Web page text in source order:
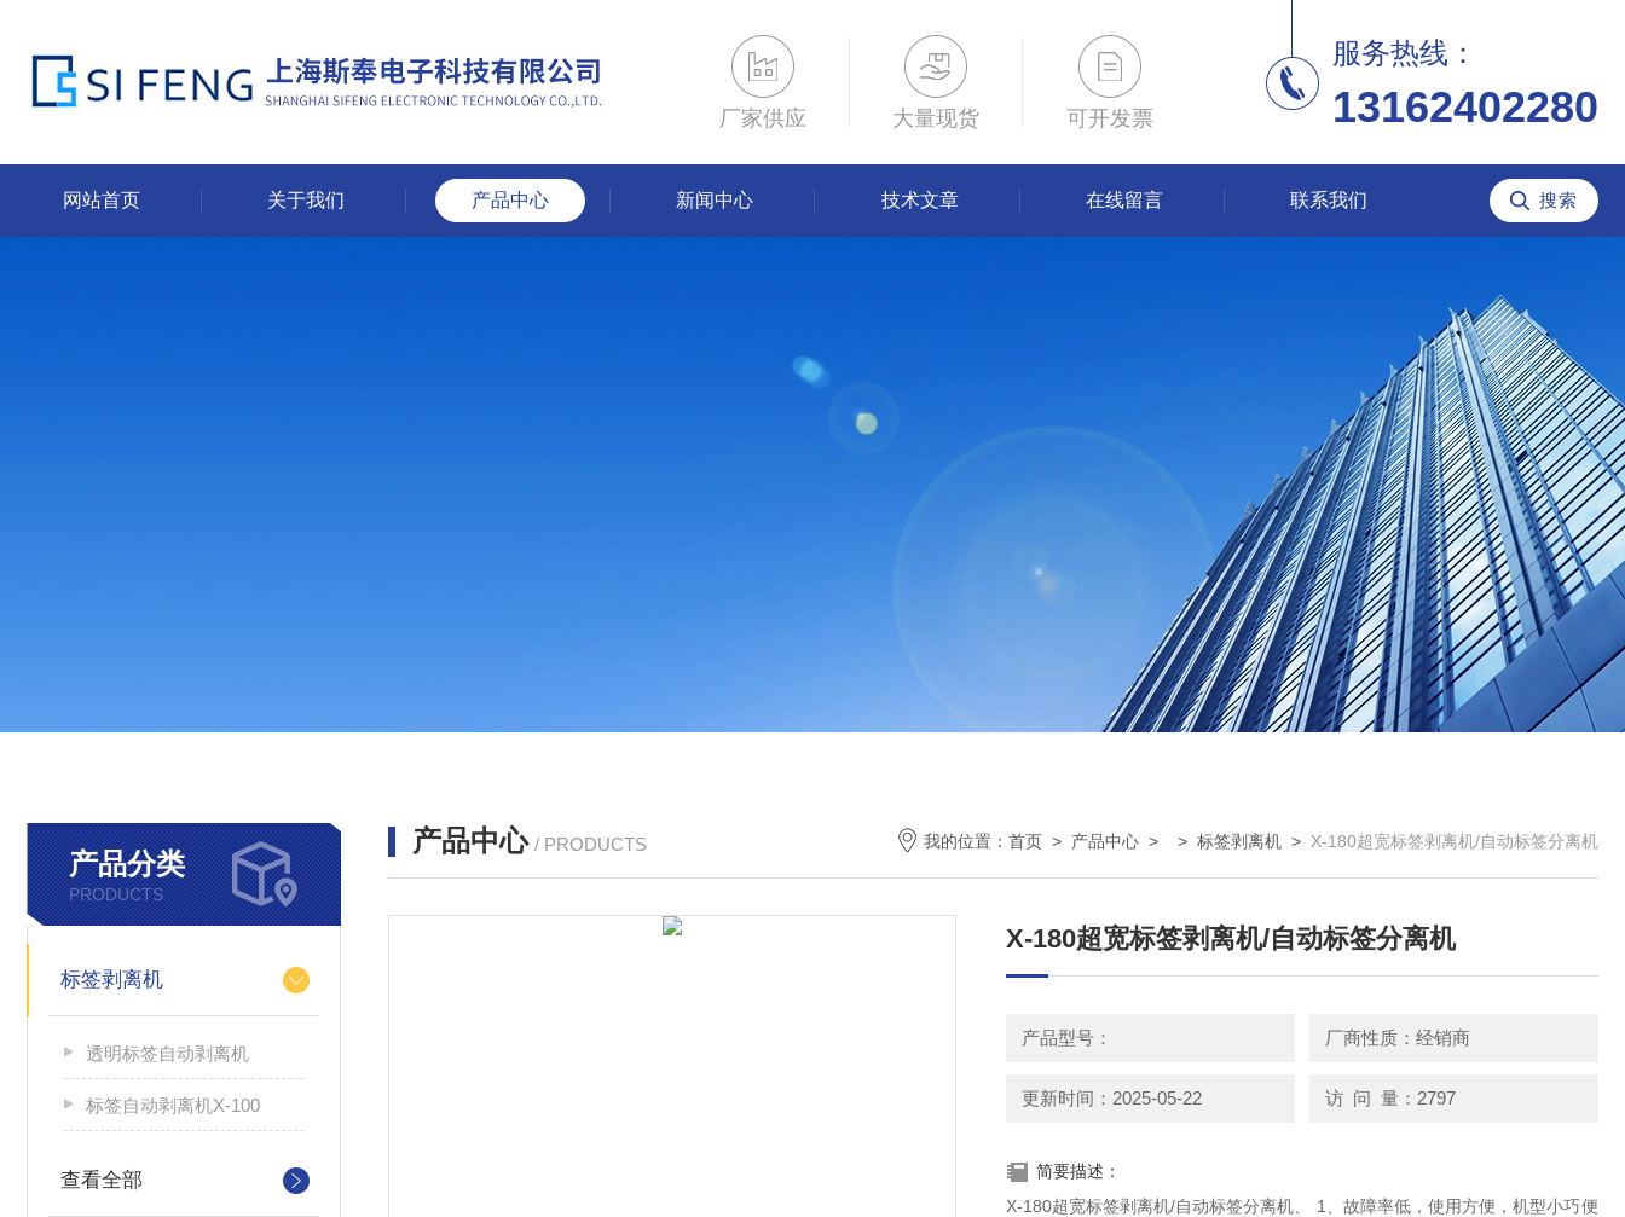
厂家供应 大量现货 可开发票
服务热线：
13162402280
网站首页 关于我们 产品中心 新闻中心 技术文章 在线留言 联系我们
产品分类
PRODUCTS
标签剥离机
透明标签自动剥离机
标签自动剥离机X-100
查看全部
产品中心 / PRODUCTS 我的位置： 首页 > 产品中心 > > 标签剥离机 > X-180超宽标签剥离机/自动标签分离机
X-180超宽标签剥离机/自动标签分离机
产品型号： 厂商性质：经销商
更新时间：2025-05-22 访 问 量：2797
简要描述：
X-180超宽标签剥离机/自动标签分离机、 1、故障率低，使用方便，机型小巧便